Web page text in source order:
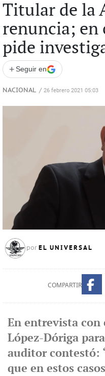
Titular de la
renuncia; en
pide
+ Seguir en
NACIONAL / 26 febrero 2021 05:03
por EL UNIVERSAL
COMPARTIR
En entrevista con
López-Dóriga
auditor contestó:
que en estos